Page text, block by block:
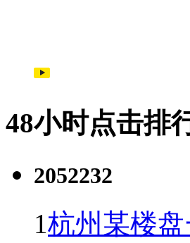
48小时点击排
2052232
1杭州某楼